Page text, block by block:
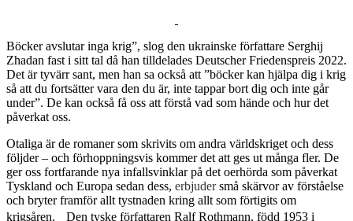
Böcker avslutar inga krig”, slog den ukrainske författare Serghij
Zhadan fast i sitt tal då han tilldelades Deutscher Friedenspreis 2022.
Det är tyvärr sant, men han sa också att ”böcker kan hjälpa dig i krig
så att du fortsätter vara den du är, inte tappar bort dig och inte går
under”. De kan också få oss att förstå vad som hände och hur det
påverkat oss.
Otaliga är de romaner som skrivits om andra världskriget och dess
följder – och förhoppningsvis kommer det att ges ut många fler. De
ger oss fortfarande nya infallsvinklar på det oerhörda som påverkat
Tyskland och Europa sedan dess, erbjudersmå skärvor av förståelse
och bryter framför allt tystnaden kring allt som förtigits om
krigsåren. Den tyske författaren Ralf Rothmann, född 1953 i